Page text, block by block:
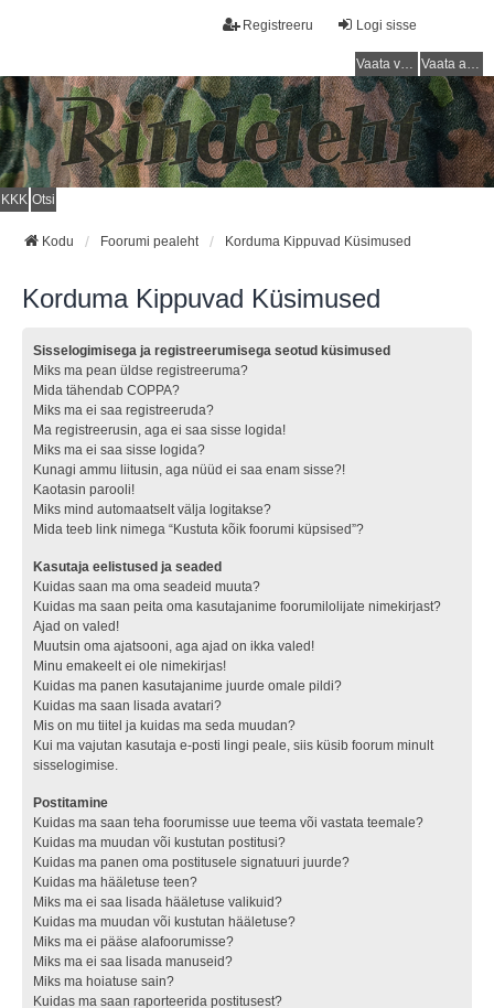
Logi sisse
Registreeru
Vaata vastamata teemasi Vaata aktiivseid teemasid
KKK Otsi
Kodu Foorumi pealeht Korduma Kippuvad Küsimused
Korduma Kippuvad Küsimused
Sisselogimisega ja registreerumisega seotud küsimused
Miks ma pean üldse registreeruma?
Mida tähendab COPPA?
Miks ma ei saa registreeruda?
Ma registreerusin, aga ei saa sisse logida!
Miks ma ei saa sisse logida?
Kunagi ammu liitusin, aga nüüd ei saa enam sisse?!
Kaotasin parooli!
Miks mind automaatselt välja logitakse?
Mida teeb link nimega “Kustuta kõik foorumi küpsised”?
Kasutaja eelistused ja seaded
Kuidas saan ma oma seadeid muuta?
Kuidas ma saan peita oma kasutajanime foorumilolijate nimekirjast?
Ajad on valed!
Muutsin oma ajatsooni, aga ajad on ikka valed!
Minu emakeelt ei ole nimekirjas!
Kuidas ma panen kasutajanime juurde omale pildi?
Kuidas ma saan lisada avatari?
Mis on mu tiitel ja kuidas ma seda muudan?
Kui ma vajutan kasutaja e-posti lingi peale, siis küsib foorum minult
sisselogimise.
Postitamine
Kuidas ma saan teha foorumisse uue teema või vastata teemale?
Kuidas ma muudan või kustutan postitusi?
Kuidas ma panen oma postitusele signatuuri juurde?
Kuidas ma hääletuse teen?
Miks ma ei saa lisada hääletuse valikuid?
Kuidas ma muudan või kustutan hääletuse?
Miks ma ei pääse alafoorumisse?
Miks ma ei saa lisada manuseid?
Miks ma hoiatuse sain?
Kuidas ma saan raporteerida postitusest?